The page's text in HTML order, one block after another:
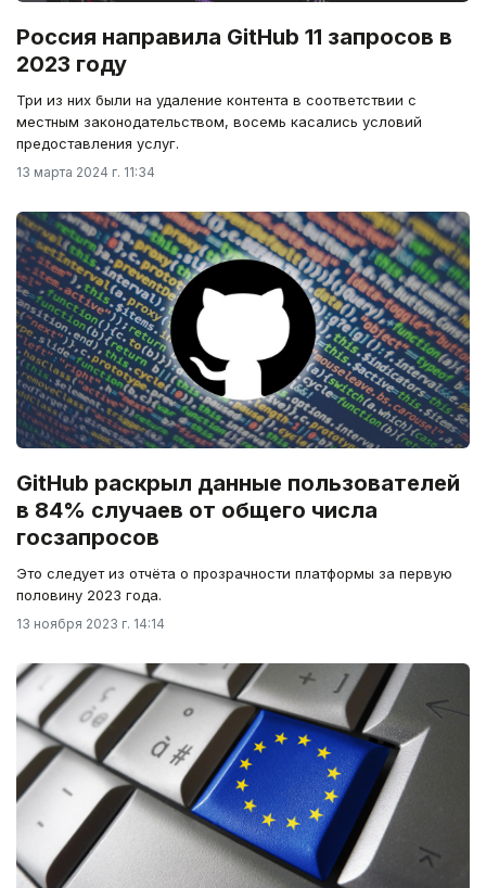
Россия направила GitHub 11 запросов в
2023 году
Три из них были на удаление контента в соответствии с
местным законодательством, восемь касались условий
предоставления услуг.
13 марта 2024 г. 11:34
GitHub раскрыл данные пользователей
в 84% случаев от общего числа
госзапросов
Это следует из отчёта о прозрачности платформы за первую
половину 2023 года.
13 ноября 2023 г. 14:14